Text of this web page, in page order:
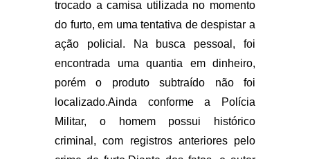
trocado a camisa utilizada no momento
do furto, em uma tentativa de despistar a
ação policial. Na busca pessoal, foi
encontrada uma quantia em dinheiro,
porém o produto subtraído não foi
localizado.Ainda conforme a Polícia
Militar, o homem possui histórico
criminal, com registros anteriores pelo